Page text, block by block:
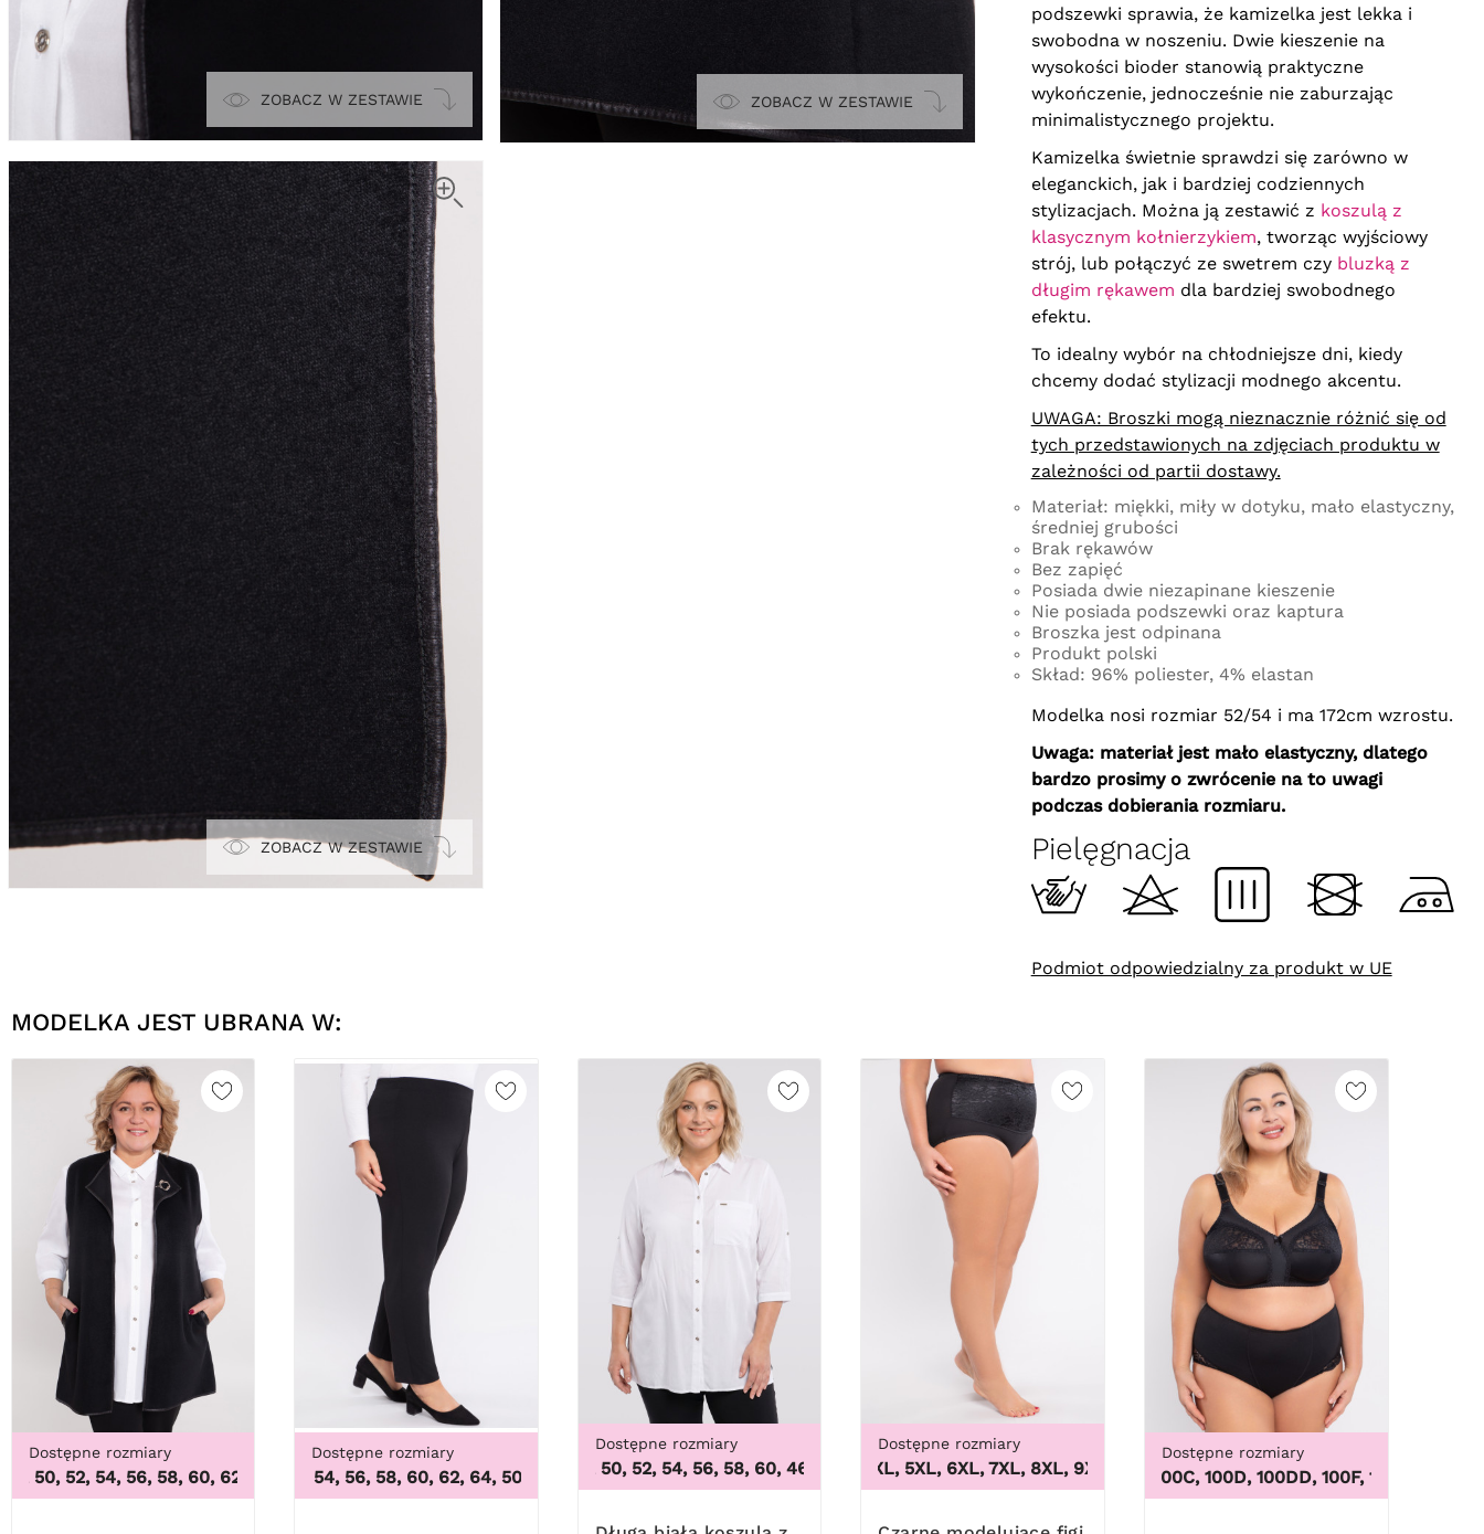
ZOBACZ W ZESTAWIE ZOBACZ W ZESTAWIE
ZOBACZ W ZESTAWIE
podszewki sprawia, że kamizelka jest lekka i
swobodna w noszeniu. Dwie kieszenie na
wysokości bioder stanowią praktyczne
wykończenie, jednocześnie nie zaburzając
minimalistycznego projektu.
Kamizelka świetnie sprawdzi się zarówno w
eleganckich, jak i bardziej codziennych
stylizacjach. Można ją zestawić z koszulą z
klasycznym kołnierzykiem, tworząc wyjściowy
strój, lub połączyć ze swetrem czy bluzką z
długim rękawem dla bardziej swobodnego
efektu.
To idealny wybór na chłodniejsze dni, kiedy
chcemy dodać stylizacji modnego akcentu.
UWAGA: Broszki mogą nieznacznie różnić się od
tych przedstawionych na zdjęciach produktu w
zależności od partii dostawy.
Materiał: miękki, miły w dotyku, mało elastyczny,
średniej grubości
Brak rękawów
Bez zapięć
Posiada dwie niezapinane kieszenie
Nie posiada podszewki oraz kaptura
Broszka jest odpinana
Produkt polski
Skład: 96% poliester, 4% elastan
Modelka nosi rozmiar 52/54 i ma 172cm wzrostu.
Uwaga: materiał jest mało elastyczny, dlatego
bardzo prosimy o zwrócenie na to uwagi
podczas dobierania rozmiaru.
Pielęgnacja
Podmiot odpowiedzialny za produkt w UE
MODELKA JEST UBRANA W:
Dostępne rozmiary
50, 52, 54, 56, 58, 60, 62, 64 46, 48, 50, 52, 54, 56, 58, 60, 62, 64
Dostępne rozmiary
50, 52, 54, 56, 58, 60, 62, 64 ,50, 52, 54, 56, 58, 60, 62, 64
Dostępne rozmiary
46, 48, 50, 52, 54, 56, 58, 60 ,46, 48, 50, 52, 54, 56, 58, 60
Dostępne rozmiary
3XL, 4XL, 5XL, 6XL, 7XL, 8XL, 9XL, 3XL, 4XL, 5XL, 6XL, 7XL, 8XL, 9XL
Dostępne rozmiary
100B, 100C, 100D, 100DD, 100F, 100G, 100H,